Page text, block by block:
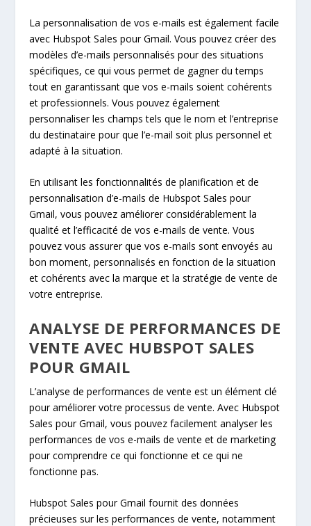
La personnalisation de vos e-mails est également facile
avec Hubspot Sales pour Gmail. Vous pouvez créer des
modèles d’e-mails personnalisés pour des situations
spécifiques, ce qui vous permet de gagner du temps
tout en garantissant que vos e-mails soient cohérents
et professionnels. Vous pouvez également
personnaliser les champs tels que le nom et l’entreprise
du destinataire pour que l’e-mail soit plus personnel et
adapté à la situation.
En utilisant les fonctionnalités de planification et de
personnalisation d’e-mails de Hubspot Sales pour
Gmail, vous pouvez améliorer considérablement la
qualité et l’efficacité de vos e-mails de vente. Vous
pouvez vous assurer que vos e-mails sont envoyés au
bon moment, personnalisés en fonction de la situation
et cohérents avec la marque et la stratégie de vente de
votre entreprise.
ANALYSE DE PERFORMANCES DE
VENTE AVEC HUBSPOT SALES
POUR GMAIL
L’analyse de performances de vente est un élément clé
pour améliorer votre processus de vente. Avec Hubspot
Sales pour Gmail, vous pouvez facilement analyser les
performances de vos e-mails de vente et de marketing
pour comprendre ce qui fonctionne et ce qui ne
fonctionne pas.
Hubspot Sales pour Gmail fournit des données
précieuses sur les performances de vente, notamment